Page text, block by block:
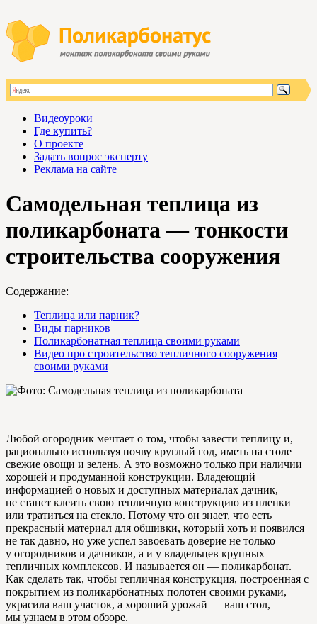
Видеоуроки
Где купить?
О проекте
Задать вопрос эксперту
Реклама на сайте
Самодельная теплица из
поликарбоната — тонкости
строительства сооружения
Содержание:
Теплица или парник?
Виды парников
Поликарбонатная теплица своими руками
Видео про строительство тепличного сооружения
своими руками
Любой огородник мечтает о том, чтобы завести теплицу и,
рационально используя почву круглый год, иметь на столе
свежие овощи и зелень. А это возможно только при наличии
хорошей и продуманной конструкции. Владеющий
информацией о новых и доступных материалах дачник,
не станет клеить свою тепличную конструкцию из пленки
или тратиться на стекло. Потому что он знает, что есть
прекрасный материал для обшивки, который хоть и появился
не так давно, но уже успел завоевать доверие не только
у огородников и дачников, а и у владельцев крупных
тепличных комплексов. И называется он — поликарбонат.
Как сделать так, чтобы тепличная конструкция, построенная с
покрытием из поликарбонатных полотен своими руками,
украсила ваш участок, а хороший урожай — ваш стол,
мы узнаем в этом обзоре.